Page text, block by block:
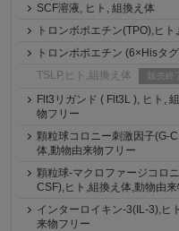
SCF溶液, ヒト, 組換え体
トロンボポエチン(TPO),ヒト
トロンボポエチン (6×Hisタ
TSLP,ヒト,組換え体
販売終
Flt3リガンド ( Flt3L ), ヒト,
物フリー
顆粒球コロニー刺激因子(G-
体,動物由来物フリー
顆粒球-マクロファージコロ
CSF),ヒト,組換え体,動物由
インターロイキン-3(IL-3),ヒ
来物フリー